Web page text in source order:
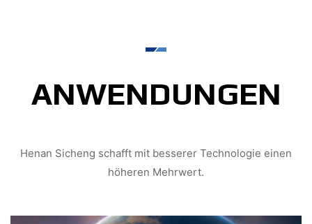
ANWENDUNGEN
Henan Sicheng schafft mit besserer Technologie einen
höheren Mehrwert.